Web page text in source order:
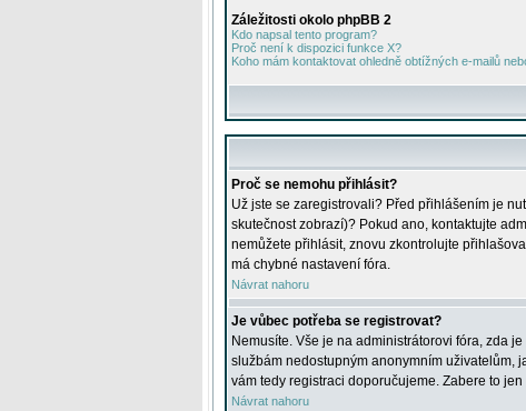
Záležitosti okolo phpBB 2
Kdo napsal tento program?
Proč není k dispozici funkce X?
Koho mám kontaktovat ohledně obtížných e-mailů
Proč se nemohu přihlásit?
Už jste se zaregistrovali? Před přihlášením je
skutečnost zobrazí)? Pokud ano, kontaktujte
nemůžete přihlásit, znovu zkontrolujte
má chybné nastavení fóra.
Návrat nahoru
Je vůbec potřeba se registrovat?
Nemusíte. Vše je na administrátorovi fóra, zda
službám nedostupným anonymním uživatelům,
vám tedy registraci doporučujeme. Zabere to jen
Návrat nahoru